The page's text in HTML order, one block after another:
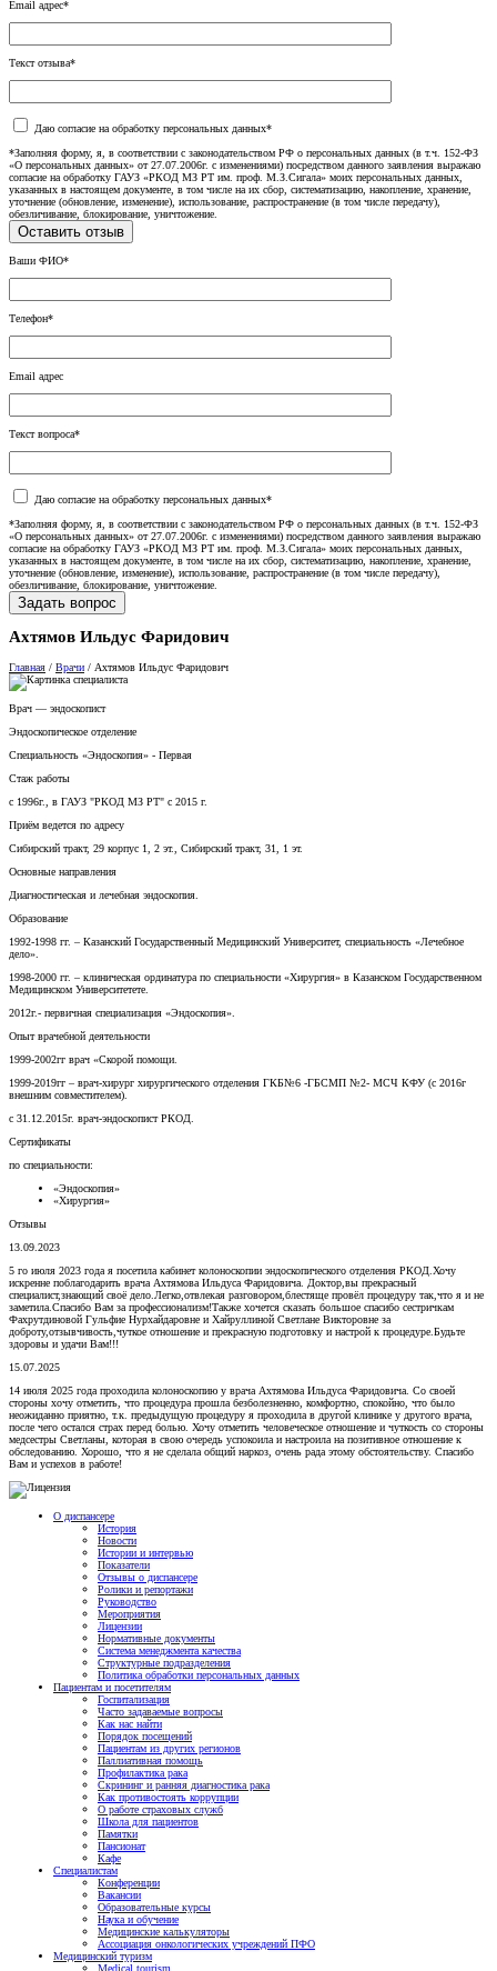
Email адрес*
Текст отзыва*
Даю согласие на обработку персональных данных*
*Заполняя форму, я, в соответствии с законодательством РФ о персональных данных (в т.ч. 152-ФЗ
«О персональных данных» от 27.07.2006г. с изменениями) посредством данного заявления выражаю
согласие на обработку ГАУЗ «РКОД МЗ РТ им. проф. М.З.Сигала» моих персональных данных,
указанных в настоящем документе, в том числе на их сбор, систематизацию, накопление, хранение,
уточнение (обновление, изменение), использование, распространение (в том числе передачу),
обезличивание, блокирование, уничтожение.
Ваши ФИО*
Телефон*
Email адрес
Текст вопроса*
Даю согласие на обработку персональных данных*
*Заполняя форму, я, в соответствии с законодательством РФ о персональных данных (в т.ч. 152-ФЗ
«О персональных данных» от 27.07.2006г. с изменениями) посредством данного заявления выражаю
согласие на обработку ГАУЗ «РКОД МЗ РТ им. проф. М.З.Сигала» моих персональных данных,
указанных в настоящем документе, в том числе на их сбор, систематизацию, накопление, хранение,
уточнение (обновление, изменение), использование, распространение (в том числе передачу),
обезличивание, блокирование, уничтожение.
Ахтямов Ильдус Фаридович
Главная / Врачи / Ахтямов Ильдус Фаридович
Врач — эндоскопист
Эндоскопическое отделение
Специальность «Эндоскопия» - Первая
Стаж работы
с 1996г., в ГАУЗ "РКОД МЗ РТ" с 2015 г.
Приём ведется по адресу
Сибирский тракт, 29 корпус 1, 2 эт., Сибирский тракт, 31, 1 эт.
Основные направления
Диагностическая и лечебная эндоскопия.
Образование
1992-1998 гг. – Казанский Государственный Медицинский Университет, специальность «Лечебное
дело».
1998-2000 гг. – клиническая ординатура по специальности «Хирургия» в Казанском Государственном
Медицинском Университетете.
2012г.- первичная специализация «Эндоскопия».
Опыт врачебной деятельности
1999-2002гг врач «Скорой помощи.
1999-2019гг – врач-хирург хирургического отделения ГКБ№6 -ГБСМП №2- МСЧ КФУ (с 2016г
внешним совместителем).
с 31.12.2015г. врач-эндоскопист РКОД.
Сертификаты
по специальности:
«Эндоскопия»
«Хирургия»
Отзывы
13.09.2023
5 го июля 2023 года я посетила кабинет колоноскопии эндоскопического отделения РКОД.Хочу
искренне поблагодарить врача Ахтямова Ильдуса Фаридовича. Доктор,вы прекрасный
специалист,знающий своё дело.Легко,отвлекая разговором,блестяще провёл процедуру так,что я и не
заметила.Спасибо Вам за профессионализм!Также хочется сказать большое спасибо сестричкам
Фахрутдиновой Гульфие Нурхайдаровне и Хайруллиной Светлане Викторовне за
доброту,отзывчивость,чуткое отношение и прекрасную подготовку и настрой к процедуре.Будьте
здоровы и удачи Вам!!!
15.07.2025
14 июля 2025 года проходила колоноскопию у врача Ахтямова Ильдуса Фаридовича. Со своей
стороны хочу отметить, что процедура прошла безболезненно, комфортно, спокойно, что было
неожиданно приятно, т.к. предыдущую процедуру я проходила в другой клинике у другого врача,
после чего остался страх перед болью. Хочу отметить человеческое отношение и чуткость со стороны
медсестры Светланы, которая в свою очередь успокоила и настроила на позитивное отношение к
обследованию. Хорошо, что я не сделала общий наркоз, очень рада этому обстоятельству. Спасибо
Вам и успехов в работе!
О диспансере
История
Новости
Истории и интервью
Показатели
Отзывы о диспансере
Ролики и репортажи
Руководство
Мероприятия
Лицензии
Нормативные документы
Система менеджмента качества
Структурные подразделения
Политика обработки персональных данных
Пациентам и посетителям
Госпитализация
Часто задаваемые вопросы
Как нас найти
Порядок посещений
Пациентам из других регионов
Паллиативная помощь
Профилактика рака
Скрининг и ранняя диагностика рака
Как противостоять коррупции
О работе страховых служб
Школа для пациентов
Памятки
Пансионат
Кафе
Специалистам
Конференции
Вакансии
Образовательные курсы
Наука и обучение
Медицинские калькуляторы
Ассоциация oнкологических учреждений ПФО
Медицинский туризм
Medical tourism